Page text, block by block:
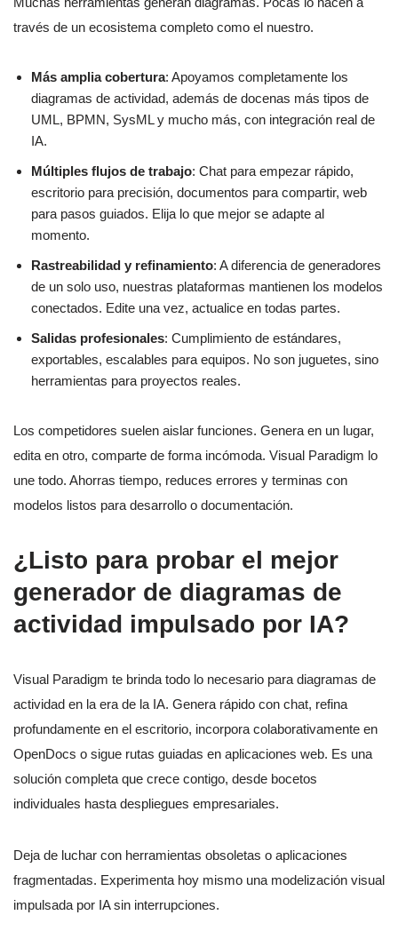
través de un ecosistema completo como el nuestro.
Más amplia cobertura: Apoyamos completamente los
diagramas de actividad, además de docenas más tipos de
UML, BPMN, SysML y mucho más, con integración real de
IA.
Múltiples flujos de trabajo: Chat para empezar rápido,
escritorio para precisión, documentos para compartir, web
para pasos guiados. Elija lo que mejor se adapte al
momento.
Rastreabilidad y refinamiento: A diferencia de generadores
de un solo uso, nuestras plataformas mantienen los modelos
conectados. Edite una vez, actualice en todas partes.
Salidas profesionales: Cumplimiento de estándares,
exportables, escalables para equipos. No son juguetes, sino
herramientas para proyectos reales.
Los competidores suelen aislar funciones. Genera en un lugar,
edita en otro, comparte de forma incómoda. Visual Paradigm lo
une todo. Ahorras tiempo, reduces errores y terminas con
modelos listos para desarrollo o documentación.
¿Listo para probar el mejor
generador de diagramas de
actividad impulsado por IA?
Visual Paradigm te brinda todo lo necesario para diagramas de
actividad en la era de la IA. Genera rápido con chat, refina
profundamente en el escritorio, incorpora colaborativamente en
OpenDocs o sigue rutas guiadas en aplicaciones web. Es una
solución completa que crece contigo, desde bocetos
individuales hasta despliegues empresariales.
Deja de luchar con herramientas obsoletas o aplicaciones
fragmentadas. Experimenta hoy mismo una modelización visual
impulsada por IA sin interrupciones.